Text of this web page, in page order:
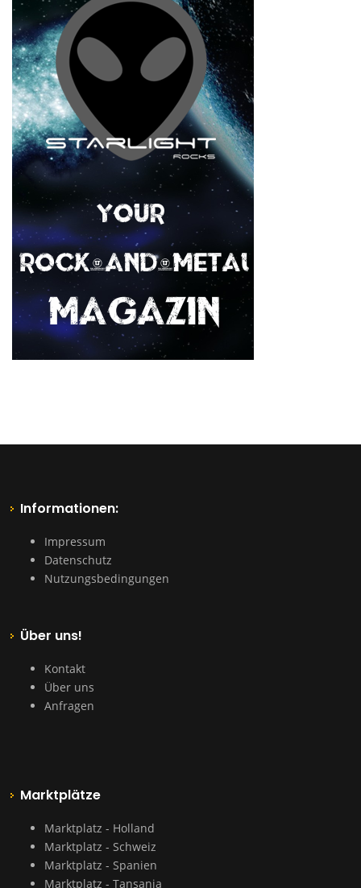
Informationen:
Impressum
Datenschutz
Nutzungsbedingungen
Über uns!
Kontakt
Über uns
Anfragen
Marktplätze
Marktplatz - Holland
Marktplatz - Schweiz
Marktplatz - Spanien
Marktplatz - Tansania